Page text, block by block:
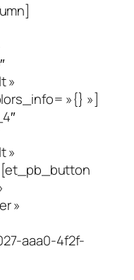
»
»{} »]
»
»
aaa0-4f2f-